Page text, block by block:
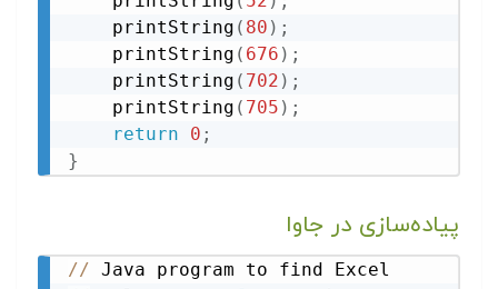
    printString
( 80 ) ;
    printString
( 676 ) ;
    printString
( 702 ) ;
    printString
( 705 ) ;
return
0 ;
}
پیاده‌سازی در جاوا
//